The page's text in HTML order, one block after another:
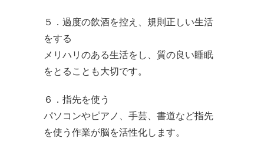
５．過度の飲酒を控え、規則正しい生活
をする
メリハリのある生活をし、質の良い睡眠
をとることも大切です。
６．指先を使う
パソコンやピアノ、手芸、書道など指先
を使う作業が脳を活性化します。